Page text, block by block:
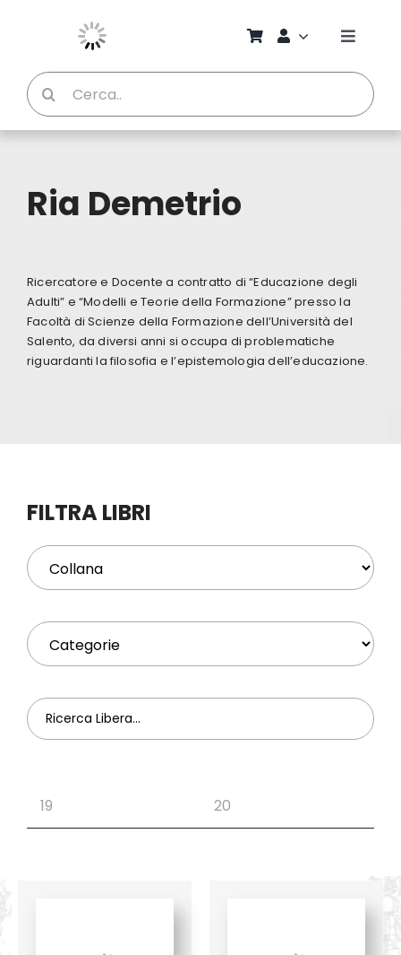
Toggle
Chi
Profilo
Cerca
per:
Ria Demetrio
Ricercatore e Docente a contratto di “Educazione degli
Adulti” e “Modelli e Teorie della Formazione” presso la
Facoltà di Scienze della Formazione dell’Università del
Salento, da diversi anni si occupa di problematiche
riguardanti la filosofia e l’epistemologia dell’educazione.
FILTRA LIBRI